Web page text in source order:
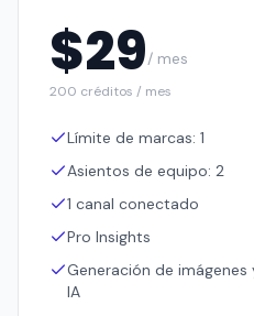
$29/ mes
200 créditos / mes
Límite de marcas: 1
Asientos de equipo: 2
1 canal conectado
Pro Insights
Generación de
IA